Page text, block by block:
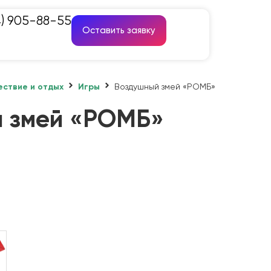
905-88-55
Оставить заявку
и отдых Игры Воздушный змей «РОМБ»
змей «РОМБ»